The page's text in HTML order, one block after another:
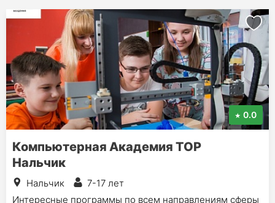
0.0
Компьютерная Академия TOP
Нальчик
Нальчик
7-17 лет
Интересные программы по всем направлениям сферы